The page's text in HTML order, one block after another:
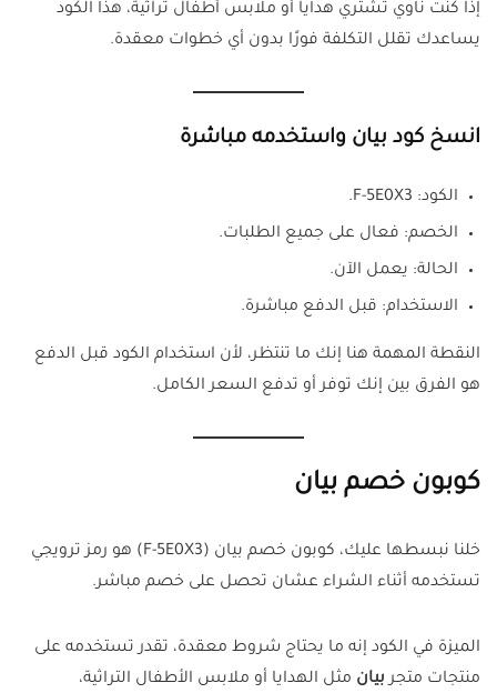
إذا كنت ناوي تشتري هدايا أو ملابس أطفال تراثية، هذا الكود
يساعدك تقلل التكلفة فورًا بدون أي خطوات معقدة.
انسخ كود بيان واستخدمه مباشرة
الكود: F-5E0X3.
الخصم: فعال على جميع الطلبات.
الحالة: يعمل الآن.
الاستخدام: قبل الدفع مباشرة.
النقطة المهمة هنا إنك ما تنتظر، لأن استخدام الكود قبل الدفع
هو الفرق بين إنك توفر أو تدفع السعر الكامل.
كوبون خصم بيان
خلنا نبسطها عليك، كوبون خصم بيان (F-5E0X3) هو رمز ترويجي
تستخدمه أثناء الشراء عشان تحصل على خصم مباشر.
الميزة في الكود إنه ما يحتاج شروط معقدة، تقدر تستخدمه على
منتجات متجربيان مثل الهدايا أو ملابس الأطفال التراثية،